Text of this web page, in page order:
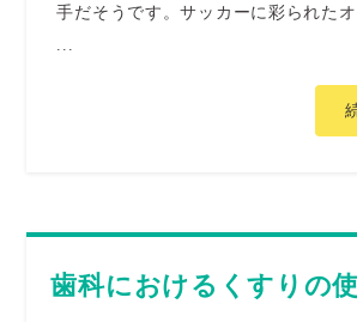
手だそうです。サッカーに彩られた
...
歯科におけるくすりの